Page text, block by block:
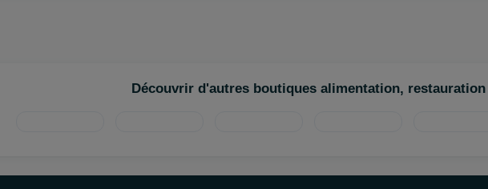
Découvrir d'autres boutiques alimentation, restauration